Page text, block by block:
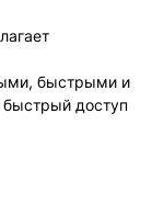
быстрыми и
доступ